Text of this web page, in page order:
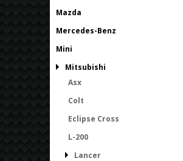
Mazda
Mercedes-Benz
Mini
Mitsubishi
Asx
Colt
Eclipse Cross
L-200
Lancer